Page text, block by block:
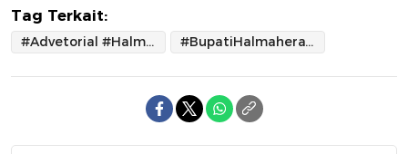
Tag Terkait:
#Advetorial #HalmaheraTimur #BupatiHalmaheraTimur#SembakoGratis